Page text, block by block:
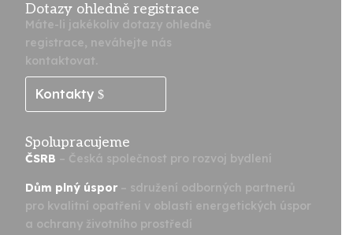
Dotazy ohledně registrace
Máte-li jakékoliv dotazy ohledně
registrace, neváhejte nás
kontaktovat.
Kontakty
Spolupracujeme
ČSRB – Česká společnost pro rozvoj bydlení
Dům plný úspor – sdružení odborných partnerů
pro kvalitní opatření v oblasti energetických úspor
a ochrany životního prostředí